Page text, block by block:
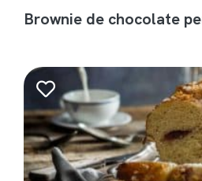
Brownie de chocolate